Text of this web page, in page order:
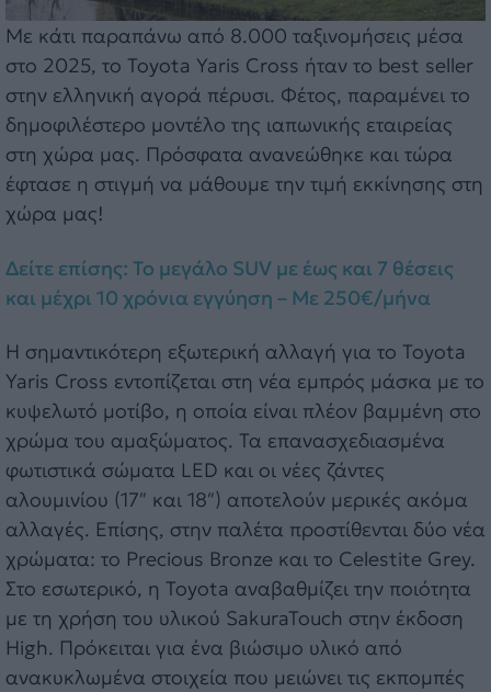
Με κάτι παραπάνω από 8.000 ταξινομήσεις μέσα
στο 2025, το Toyota Yaris Cross ήταν το best seller
στην ελληνική αγορά πέρυσι. Φέτος, παραμένει το
δημοφιλέστερο μοντέλο της ιαπωνικής εταιρείας
στη χώρα μας. Πρόσφατα ανανεώθηκε και τώρα
έφτασε η στιγμή να μάθουμε την τιμή εκκίνησης στη
χώρα μας!
Δείτε επίσης: Το μεγάλο SUV με έως και 7 θέσεις
και μέχρι 10 χρόνια εγγύηση – Με 250€/μήνα
Η σημαντικότερη εξωτερική αλλαγή για το Toyota
Yaris Cross εντοπίζεται στη νέα εμπρός μάσκα με το
κυψελωτό μοτίβο, η οποία είναι πλέον βαμμένη στο
χρώμα του αμαξώματος. Τα επανασχεδιασμένα
φωτιστικά σώματα LED και οι νέες ζάντες
αλουμινίου (17″ και 18″) αποτελούν μερικές ακόμα
αλλαγές. Επίσης, στην παλέτα προστίθενται δύο νέα
χρώματα: το Precious Bronze και το Celestite Grey.
Στο εσωτερικό, η Toyota αναβαθμίζει την ποιότητα
με τη χρήση του υλικού SakuraTouch στην έκδοση
High. Πρόκειται για ένα βιώσιμο υλικό από
ανακυκλωμένα στοιχεία που μειώνει τις εκπομπές